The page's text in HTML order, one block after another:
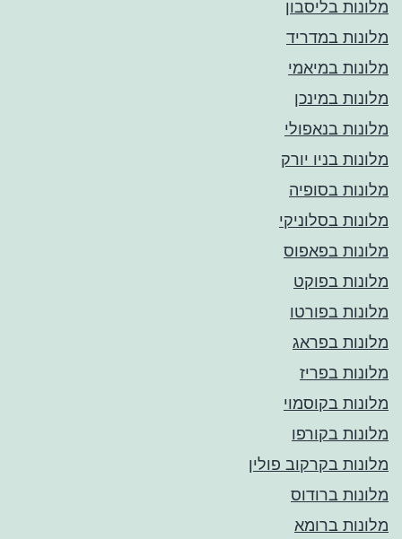
מלונות בליסבון
מלונות במדריד
מלונות במיאמי
מלונות במינכן
מלונות בנאפולי
מלונות בניו יורק
מלונות בסופיה
מלונות בסלוניקי
מלונות בפאפוס
מלונות בפוקט
מלונות בפורטו
מלונות בפראג
מלונות בפריז
מלונות בקוסמוי
מלונות בקורפו
מלונות בקרקוב פולין
מלונות ברודוס
מלונות ברומא